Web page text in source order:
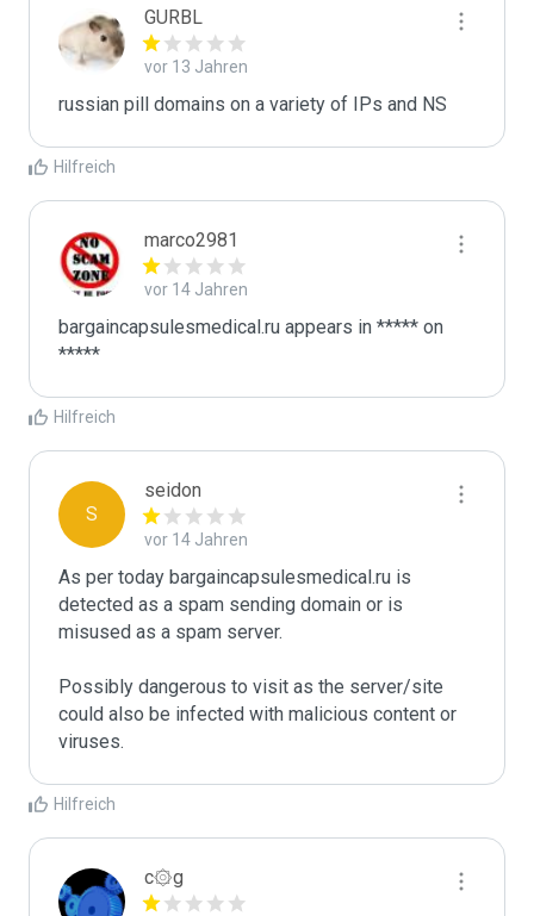
GURBL
vor 13 Jahren
russian pill domains on a variety of IPs and NS
Hilfreich
marco2981
vor 14 Jahren
bargaincapsulesmedical.ru appears in ***** on
Hilfreich
S
seidon
vor 14 Jahren
As per today bargaincapsulesmedical.ru is
detected as a spam sending domain or is
misused as a spam server.
Possibly dangerous to visit as the server/site
could also be infected with malicious content or
viruses.
Hilfreich
c۞g